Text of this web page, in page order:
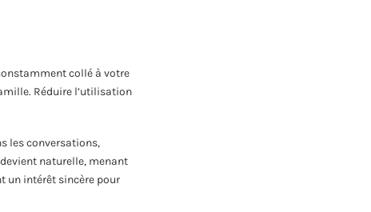
collé à votre
Réduire l’utilisation
les conversations,
naturelle, menant
un intérêt sincère pour